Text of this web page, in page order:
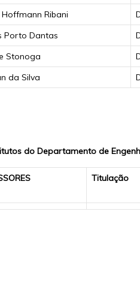
Ribani
Porto Dantas
Stonoga
da Silva
do Departamento de
Titulação